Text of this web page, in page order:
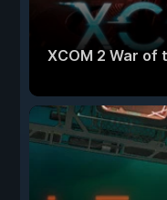
XCOM 2 War of